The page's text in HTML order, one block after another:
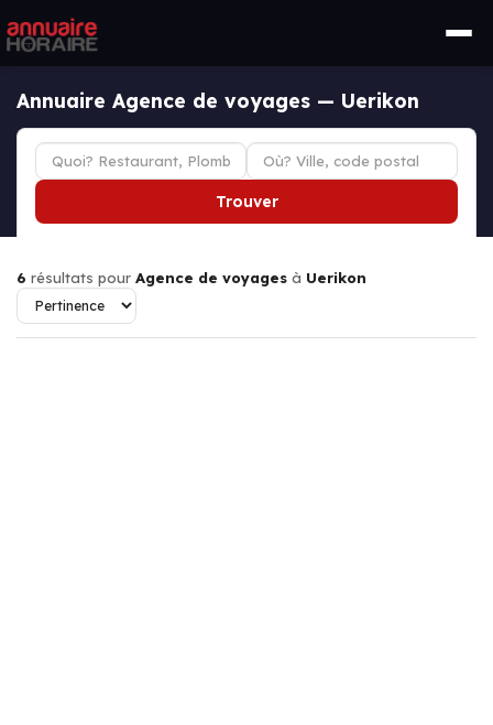
Annuaire Agence de voyages — Uerikon
Trouver
6 résultats pour Agence de voyages à Uerikon